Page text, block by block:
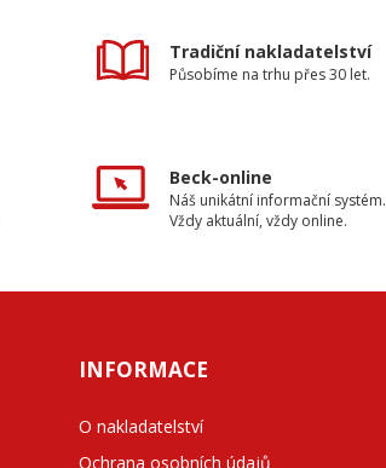
Tradiční nakladatelství
Působíme na trhu přes 30 let.
Beck-online
Náš unikátní informační systém.
Vždy aktuální, vždy online.
INFORMACE
O nakladatelství
Ochrana osobních údajů